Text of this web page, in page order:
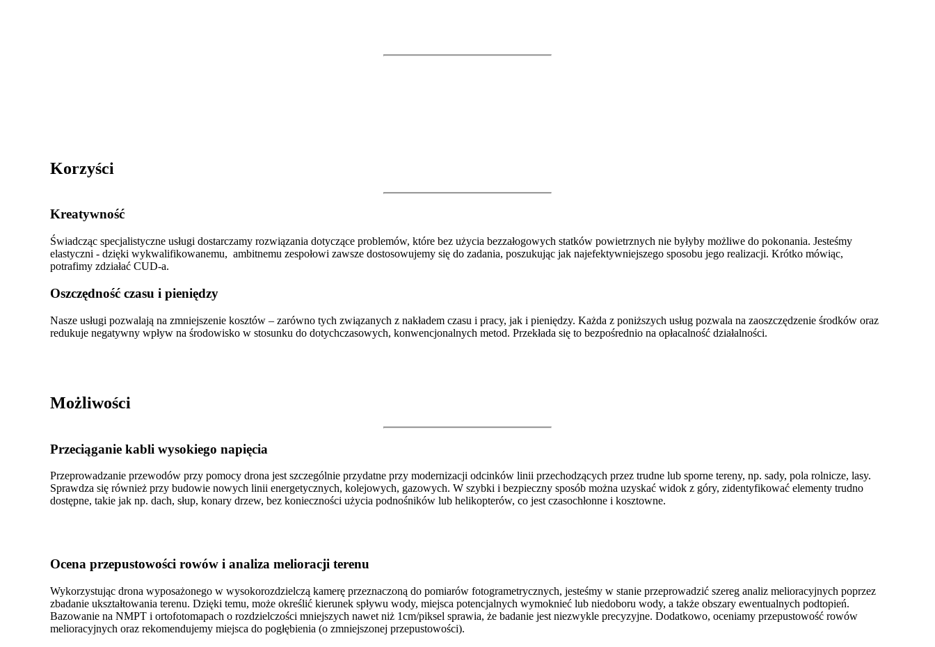
Korzyści
Kreatywność
Świadcząc specjalistyczne usługi dostarczamy rozwiązania dotyczące problemów, które bez użycia bezzałogowych statków powietrznych nie byłyby możliwe do pokonania. Jesteśmy
elastyczni - dzięki wykwalifikowanemu, ambitnemu zespołowi zawsze dostosowujemy się do zadania, poszukując jak najefektywniejszego sposobu jego realizacji. Krótko mówiąc,
potrafimy zdziałać CUD-a.
Oszczędność czasu i pieniędzy
Nasze usługi pozwalają na zmniejszenie kosztów – zarówno tych związanych z nakładem czasu i pracy, jak i pieniędzy. Każda z poniższych usług pozwala na zaoszczędzenie środków oraz
redukuje negatywny wpływ na środowisko w stosunku do dotychczasowych, konwencjonalnych metod. Przekłada się to bezpośrednio na opłacalność działalności.
Możliwości
Przeciąganie kabli wysokiego napięcia
Przeprowadzanie przewodów przy pomocy drona jest szczególnie przydatne przy modernizacji odcinków linii przechodzących przez trudne lub sporne tereny, np. sady, pola rolnicze, lasy.
Sprawdza się również przy budowie nowych linii energetycznych, kolejowych, gazowych. W szybki i bezpieczny sposób można uzyskać widok z góry, zidentyfikować elementy trudno
dostępne, takie jak np. dach, słup, konary drzew, bez konieczności użycia podnośników lub helikopterów, co jest czasochłonne i kosztowne.
Ocena przepustowości rowów i analiza melioracji terenu
Wykorzystując drona wyposażonego w wysokorozdzielczą kamerę przeznaczoną do pomiarów fotogrametrycznych, jesteśmy w stanie przeprowadzić szereg analiz melioracyjnych poprzez
zbadanie ukształtowania terenu. Dzięki temu, może określić kierunek spływu wody, miejsca potencjalnych wymoknieć lub niedoboru wody, a także obszary ewentualnych podtopień.
Bazowanie na NMPT i ortofotomapach o rozdzielczości mniejszych nawet niż 1cm/piksel sprawia, że badanie jest niezwykle precyzyjne. Dodatkowo, oceniamy przepustowość rowów
melioracyjnych oraz rekomendujemy miejsca do pogłębienia (o zmniejszonej przepustowości).